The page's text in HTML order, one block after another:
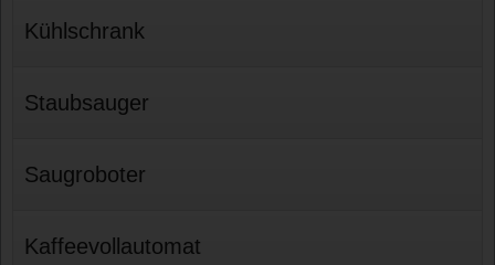
Kühlschrank
Staubsauger
Saugroboter
Kaffeevollautomat